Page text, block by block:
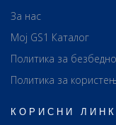
За нас
Мој GS1 Каталог
Политика за
Политика за
КОРИСНИ